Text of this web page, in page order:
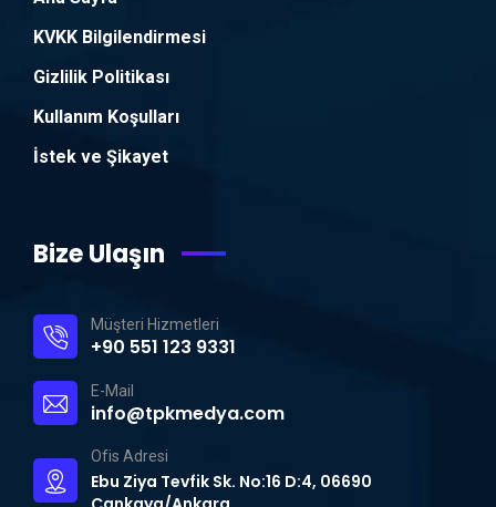
KVKK Bilgilendirmesi
Gizlilik Politikası
Kullanım Koşulları
İstek ve Şikayet
Bize Ulaşın
Müşteri Hizmetleri
+90 551 123 9331
E-Mail
info@tpkmedya.com
Ofis Adresi
Ebu Ziya Tevfik Sk. No:16 D:4, 06690